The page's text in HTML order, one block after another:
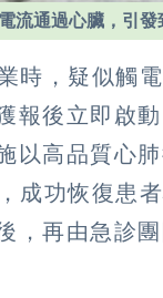
流通過心臟，引
時，疑似觸
報後立即啟
以高品質心
成功恢復患
，再由急診